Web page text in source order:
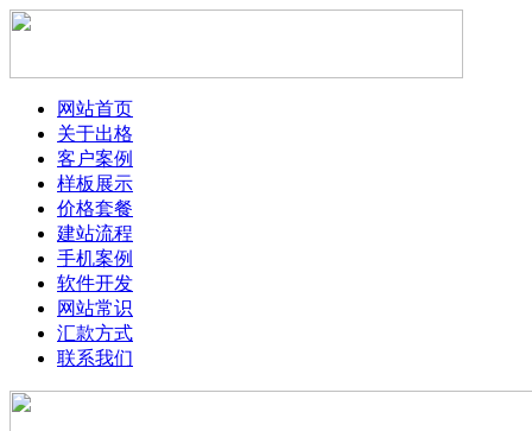
网站首页
关于出格
客户案例
样板展示
价格套餐
建站流程
手机案例
软件开发
网站常识
汇款方式
联系我们